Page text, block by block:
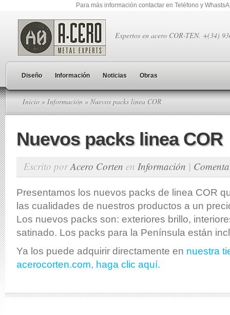
Para más información contactar en Teléfono y
Expertos en acero COR-TEN. +(34)
Diseño Información Noticias Obras
Inicio » Información » Nuevos packs linea COR
Nuevos packs linea COR
Escrito porAcero Corten en Información | Comenta
Presentamos los nuevos packs de linea COR
las cualidades de nuestros productos a un
Los nuevos packs son: exteriores brillo,
satinado. Los packs para la Península están
Ya los puede adquirir directamente en nuestra
acerocorten.com, haga clic aquí.